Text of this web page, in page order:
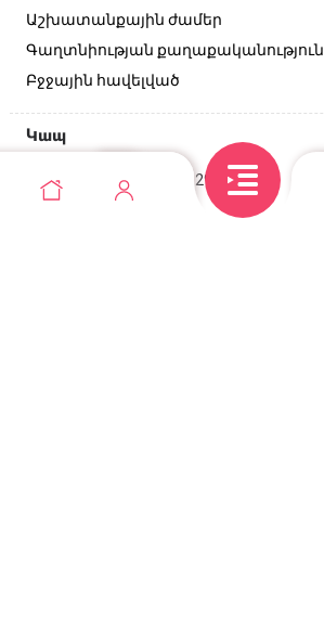
Աշխատանքային ժամեր
Գաղտնիության քաղաքականություն
Բջջային հավելված
Կապ
Անդրանիկի փող, 129/2 շենք